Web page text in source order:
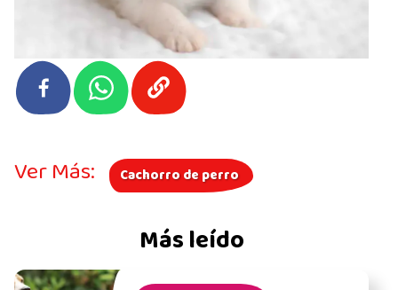
Más leído
Ver Más: Cachorro de perro